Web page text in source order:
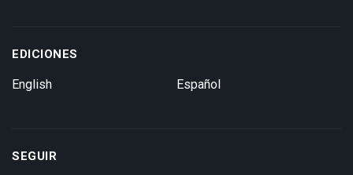
EDICIONES
English Español
SEGUIR